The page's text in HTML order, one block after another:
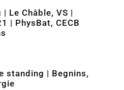
Le Châble, VS |
| PhysBat, CECB
standing | Begnins,